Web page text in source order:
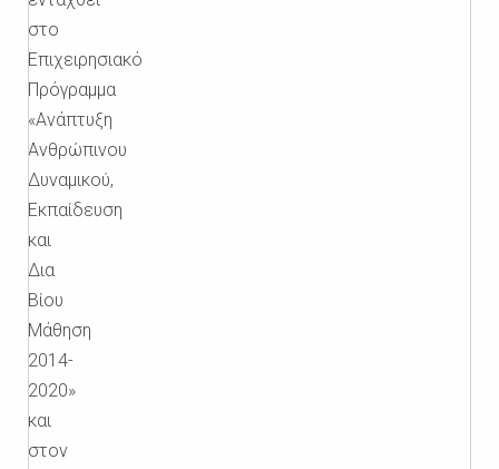
στο
Επιχειρησιακό
Πρόγραμμα
«Ανάπτυξη
Ανθρώπινου
Δυναμικού,
Εκπαίδευση
και
Δια
Βίου
Μάθηση
2014-
2020»
και
στον